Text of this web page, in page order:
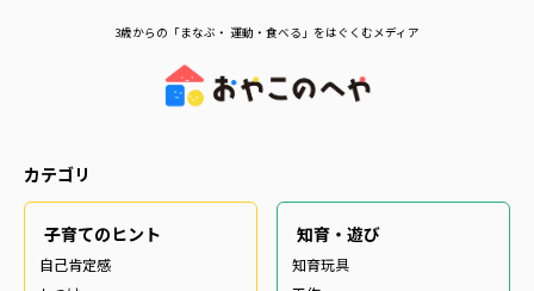
3歳からの「まなぶ・ 運動・食べる」をはぐくむメディア
カテゴリ
子育てのヒント
自己肯定感
知育・遊び
知育玩具